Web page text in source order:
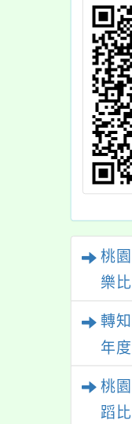
桃
樂
住
轉
年
桃
蹈